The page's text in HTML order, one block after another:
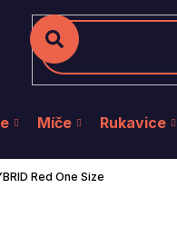
Hledat
Míče Rukavice
Red One Size